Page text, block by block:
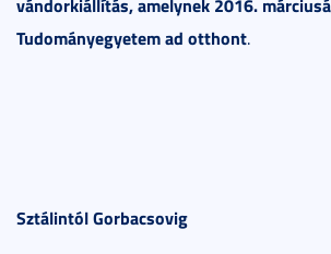
Tudományegyetem ad otthont.
Sztálintól Gorbacsovig